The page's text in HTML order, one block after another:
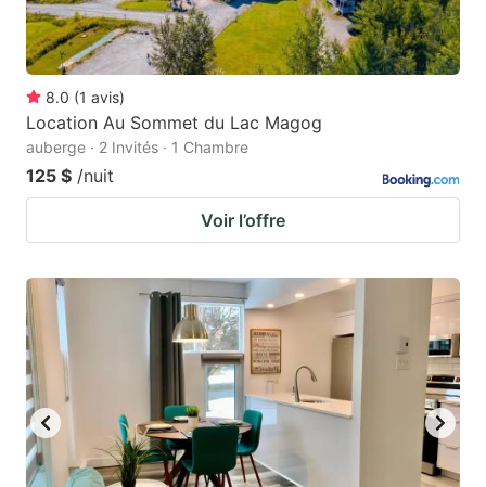
8.0 (1 avis)
Location Au Sommet du Lac Magog
auberge · 2 Invités · 1 Chambre
125 $ /nuit
Voir l’offre